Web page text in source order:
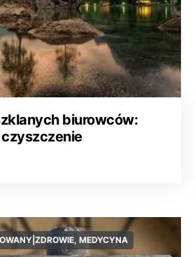
biurowców:
MEDYCYNA